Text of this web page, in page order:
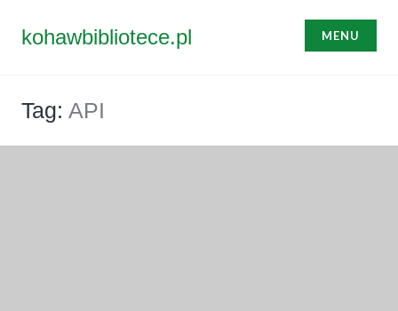
kohawbibliotece.pl MENU
Tag: API